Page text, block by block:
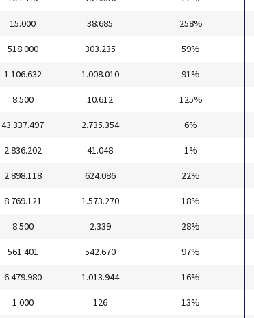
15.000 38.685 258%
518.000 303.235 59%
1.106.632 1.008.010 91%
8.500 10.612 125%
43.337.497 2.735.354 6%
2.836.202 41.048 1%
2.898.118 624.086 22%
8.769.121 1.573.270 18%
8.500 2.339 28%
561.401 542.670 97%
6.479.980 1.013.944 16%
1.000 126 13%